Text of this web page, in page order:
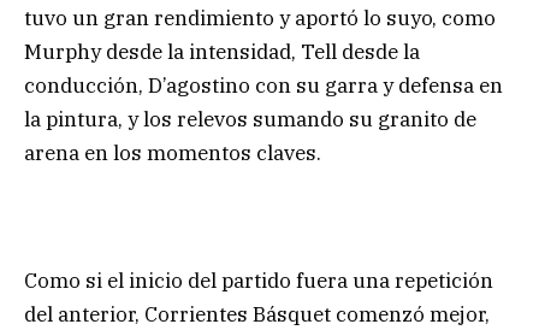
tuvo un gran rendimiento y aportó lo suyo, como
Murphy desde la intensidad, Tell desde la
conducción, D’agostino con su garra y defensa en
la pintura, y los relevos sumando su granito de
arena en los momentos claves.
Como si el inicio del partido fuera una repetición
del anterior, Corrientes Básquet comenzó mejor,